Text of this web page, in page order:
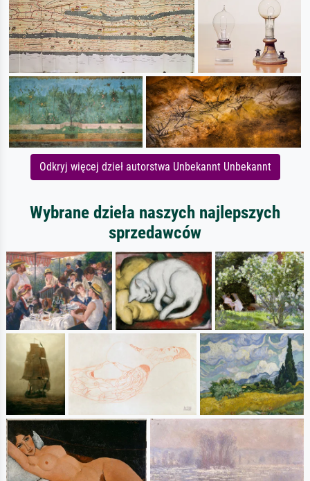
Odkryj więcej dzieł autorstwa Unbekannt Unbekannt
Wybrane dzieła naszych najlepszych
sprzedawców